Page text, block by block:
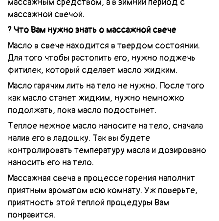
массажной свечой.
? Что Вам нужно знать о массажной свече
Масло в свече находится в твердом состоянии.
Для того чтобы растопить его, нужно поджечь
фитилек, который сделает масло жидким.
Масло гарячим лить на тело не нужно. После того
как масло станет жидким, нужно немножко
подолжать, пока масло подостынет.
Теплое нежное масло наносите на тело, сначала
налив его в ладошку. Так вы будете
контролировать температуру масла и дозировано
наносить его на тело.
Массажная свеча в процессе горения наполнит
приятным ароматом всю комнату. Уж поверьте,
приятность этой теплой процедуры Вам
понравится.